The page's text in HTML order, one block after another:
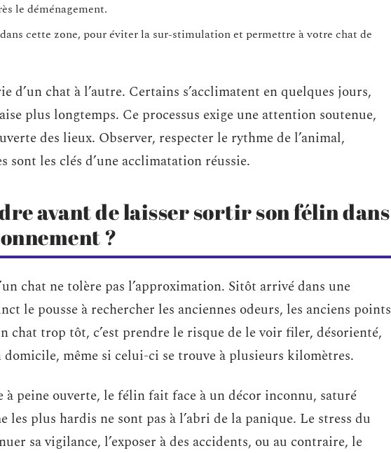
le déménagement.
cette zone, pour éviter la sur-stimulation et permettre à votre chat de
d’un chat à l’autre. Certains s’acclimatent en quelques jours,
plus longtemps. Ce processus exige une attention soutenue,
des lieux. Observer, respecter le rythme de l’animal,
sont les clés d’une acclimatation réussie.
avant de laisser sortir son félin dans
?
chat ne tolère pas l’approximation. Sitôt arrivé dans une
le pousse à rechercher les anciennes odeurs, les anciens points
chat trop tôt, c’est prendre le risque de le voir filer, désorienté,
domicile, même si celui-ci se trouve à plusieurs kilomètres.
à peine ouverte, le félin fait face à un décor inconnu, saturé
les plus hardis ne sont pas à l’abri de la panique. Le stress du
sa vigilance, l’exposer à des accidents, ou au contraire, le